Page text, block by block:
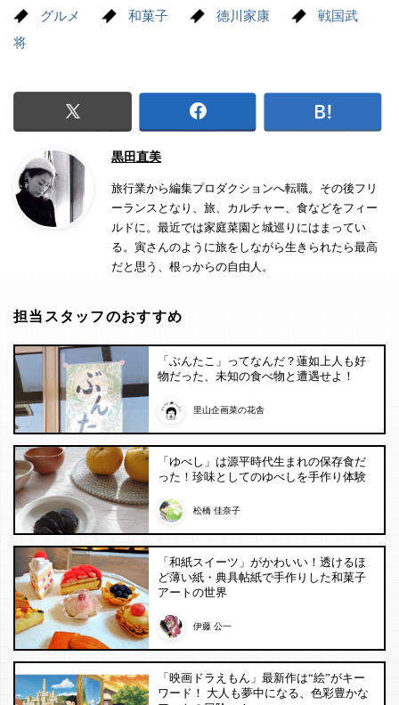
グルメ 和菓子 徳川家康
戦国武
将
黒田直美
旅行業から編集プロダクションへ転職。その後フリ
ーランスとなり、旅、カルチャー、食などをフィー
ルドに。最近では家庭菜園と城巡りにはまってい
る。寅さんのように旅をしながら生きられたら最高
だと思う、根っからの自由人。
担当スタッフのおすすめ
「ぶんたこ」ってなんだ？蓮如上人も好
物だった、未知の食べ物と遭遇せよ！
里山企画菜の花舎
「ゆべし」は源平時代生まれの保存食だ
った！珍味としてのゆべしを手作り体験
松橋 佳奈子
「和紙スイーツ」がかわいい！透けるほ
ど薄い紙・典具帖紙で手作りした和菓子
アートの世界
伊藤 公一
「映画ドラえもん」最新作は“絵”がキー
ワード！ 大人も夢中になる、色彩豊かな